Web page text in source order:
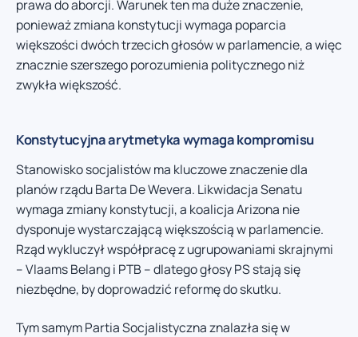
prawa do aborcji. Warunek ten ma duże znaczenie,
ponieważ zmiana konstytucji wymaga poparcia
większości dwóch trzecich głosów w parlamencie, a więc
znacznie szerszego porozumienia politycznego niż
zwykła większość.
Konstytucyjna arytmetyka wymaga kompromisu
Stanowisko socjalistów ma kluczowe znaczenie dla
planów rządu Barta De Wevera. Likwidacja Senatu
wymaga zmiany konstytucji, a koalicja Arizona nie
dysponuje wystarczającą większością w parlamencie.
Rząd wykluczył współpracę z ugrupowaniami skrajnymi
– Vlaams Belang i PTB – dlatego głosy PS stają się
niezbędne, by doprowadzić reformę do skutku.
Tym samym Partia Socjalistyczna znalazła się w